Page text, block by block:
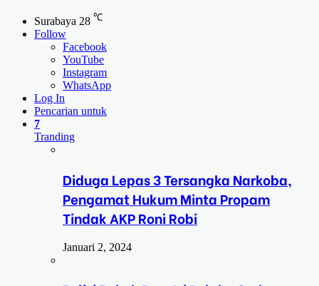
Surabaya 28 ℃
Follow
Facebook
YouTube
Instagram
WhatsApp
Log In
Pencarian untuk
7
Tranding
Diduga Lepas 3 Tersangka Narkoba,
Pengamat Hukum Minta Propam
Tindak AKP Roni Robi
Januari 2, 2024